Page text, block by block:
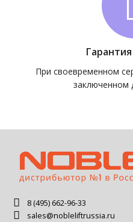
При своевременном
заключенном
8 (495) 662-96-33
sales@nobleliftrussia.ru